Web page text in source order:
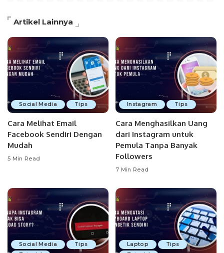
Artikel Lainnya
Social Media Tips
Cara Melihat Email
Facebook Sendiri Dengan
Mudah
5 Min Read
Instagram Tips
Cara Menghasilkan Uang
dari Instagram untuk
Pemula Tanpa Banyak
Followers
7 Min Read
Social Media
Tips
Laptop
Tips